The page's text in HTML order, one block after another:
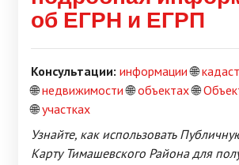
об ЕГРН и ЕГРП
Консультации: информации🌐
🌐недвижимости🌐объектах🌐
🌐участках
Узнайте, как использовать
Карту Тимашевского Района для